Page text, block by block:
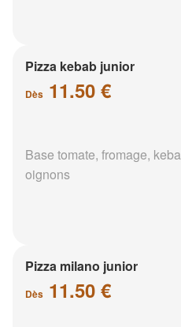
Pizza kebab junior
Dès 11.50 €
Base tomate, fromage,
oignons
Pizza milano junior
Dès 11.50 €